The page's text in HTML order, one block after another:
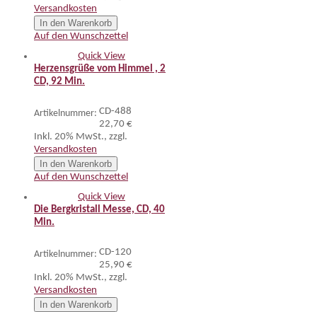
Versandkosten
In den Warenkorb
Auf den Wunschzettel
Quick View
Herzensgrüße vom Himmel , 2
CD, 92 Min.
Artikelnummer: CD-488
22,70 €
Inkl. 20% MwSt., zzgl.
Versandkosten
In den Warenkorb
Auf den Wunschzettel
Quick View
Die Bergkristall Messe, CD, 40
Min.
Artikelnummer: CD-120
25,90 €
Inkl. 20% MwSt., zzgl.
Versandkosten
In den Warenkorb